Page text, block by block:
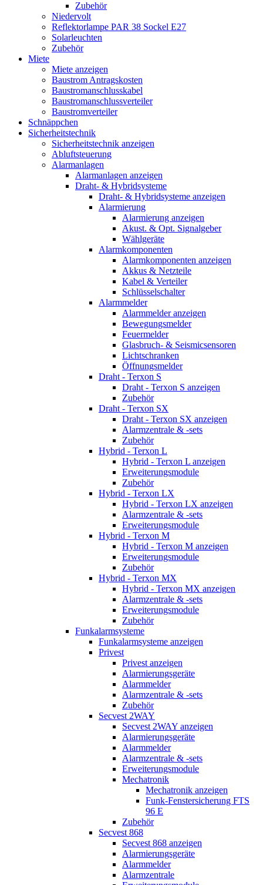
Zubehör
Niedervolt
Reflektorlampe PAR 38 Sockel E27
Solarleuchten
Zubehör
Miete
Miete anzeigen
Baustrom Antragskosten
Baustromanschlusskabel
Baustromanschlussverteiler
Baustromverteiler
Schnäppchen
Sicherheitstechnik
Sicherheitstechnik anzeigen
Abluftsteuerung
Alarmanlagen
Alarmanlagen anzeigen
Draht- & Hybridsysteme
Draht- & Hybridsysteme anzeigen
Alarmierung
Alarmierung anzeigen
Akust. & Opt. Signalgeber
Wählgeräte
Alarmkomponenten
Alarmkomponenten anzeigen
Akkus & Netzteile
Kabel & Verteiler
Schlüsselschalter
Alarmmelder
Alarmmelder anzeigen
Bewegungsmelder
Feuermelder
Glasbruch- & Seismicsensoren
Lichtschranken
Öffnungsmelder
Draht - Terxon S
Draht - Terxon S anzeigen
Zubehör
Draht - Terxon SX
Draht - Terxon SX anzeigen
Alarmzentrale & -sets
Zubehör
Hybrid - Terxon L
Hybrid - Terxon L anzeigen
Erweiterungsmodule
Zubehör
Hybrid - Terxon LX
Hybrid - Terxon LX anzeigen
Alarmzentrale & -sets
Erweiterungsmodule
Hybrid - Terxon M
Hybrid - Terxon M anzeigen
Erweiterungsmodule
Zubehör
Hybrid - Terxon MX
Hybrid - Terxon MX anzeigen
Alarmzentrale & -sets
Erweiterungsmodule
Zubehör
Funkalarmsysteme
Funkalarmsysteme anzeigen
Privest
Privest anzeigen
Alarmierungsgeräte
Alarmmelder
Alarmzentrale & -sets
Zubehör
Secvest 2WAY
Secvest 2WAY anzeigen
Alarmierungsgeräte
Alarmmelder
Alarmzentrale & -sets
Erweiterungsmodule
Mechatronik
Mechatronik anzeigen
Funk-Fenstersicherung FTS
96 E
Zubehör
Secvest 868
Secvest 868 anzeigen
Alarmierungsgeräte
Alarmmelder
Alarmzentrale